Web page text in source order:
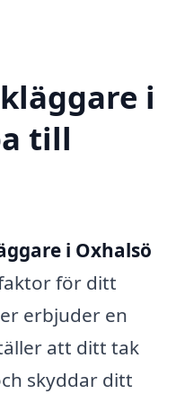
i
till
i Oxhalsö
för ditt
erbjuder en
att ditt tak
skyddar ditt